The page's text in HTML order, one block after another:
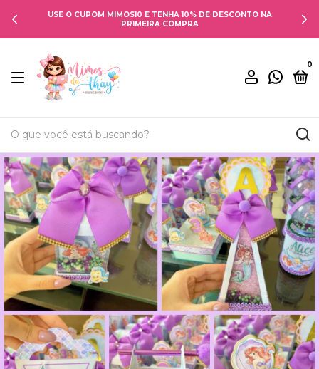
USE O CUPOM MIMOS10 E TENHA 10% DE DESCONTO NA
PRIMEIRA COMPRA
0